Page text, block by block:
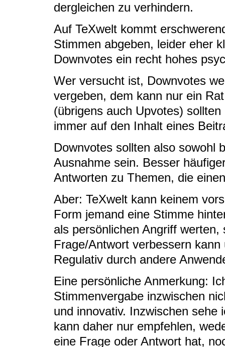
dergleichen zu verhindern.
Auf TeXwelt kommt
Stimmen abgeben, leider eher
Downvotes ein recht hohes
Wer versucht ist, Downvotes
vergeben, dem kann nur ein
(übrigens auch Upvotes)
immer auf den Inhalt eines
Downvotes sollten also sowohl
Ausnahme sein. Besser
Antworten zu Themen, die
Aber: TeXwelt kann keinem
Form jemand eine Stimme
als persönlichen Angriff
Frage/Antwort verbessern
Regulativ durch andere
Eine persönliche Anmerkung:
Stimmenvergabe inzwischen
und innovativ. Inzwischen sehe
kann daher nur empfehlen,
eine Frage oder Antwort hat,